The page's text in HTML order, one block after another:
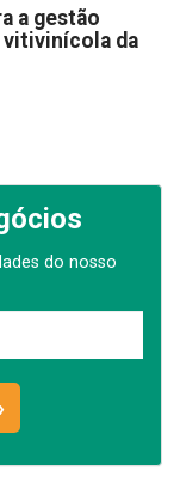
a gestão
da
do nosso